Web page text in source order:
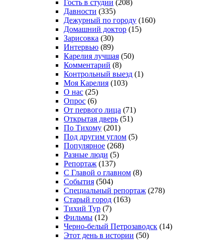
Гость в студии (208)
Давности (335)
Дежурный по городу (160)
Домашний доктор (15)
Зарисовка (30)
Интервью (89)
Карелия лучшая (50)
Комментарий (8)
Контрольный выезд (1)
Моя Карелия (103)
О нас (25)
Опрос (6)
От первого лица (71)
Открытая дверь (51)
По Тихому (201)
Под другим углом (5)
Популярное (268)
Разные люди (5)
Репортаж (137)
С Главой о главном (8)
События (504)
Специальный репортаж (278)
Старый город (163)
Тихий Тур (7)
Фильмы (12)
Черно-белый Петрозаводск (14)
Этот день в истории (50)